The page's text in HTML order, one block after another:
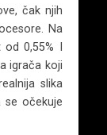
čak njih
Na
0,55% I
igrača koji
slika
se očekuje